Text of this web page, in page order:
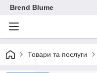
Brend Blume
Товари та послуги